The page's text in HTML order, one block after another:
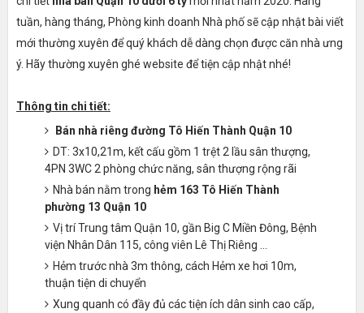
tuần, hàng tháng, Phòng kinh doanh Nhà phố sẽ cập nhật bài viết
mới thường xuyên để quý khách dễ dàng chọn được căn nhà ưng
ý. Hãy thường xuyên ghé website để tiện cập nhật nhé!
Thông tin chi tiết:
Bán nhà riêng đường Tô Hiến Thành Quận 10
DT: 3x10,21m, kết cấu gồm 1 trệt 2 lầu sân thượng,
4PN 3WC 2 phòng chức năng, sân thượng rộng rãi
Nhà bán nằm trong hẻm 163 Tô Hiến Thành
phường 13 Quận 10
Vị trí Trung tâm Quận 10, gần Big C Miền Đông, Bệnh
viện Nhân Dân 115, công viên Lê Thị Riêng ...
Hẻm trước nhà 3m thông, cách Hẻm xe hơi 10m,
thuận tiện di chuyển
Xung quanh có đầy đủ các tiện ích dân sinh cao cấp,